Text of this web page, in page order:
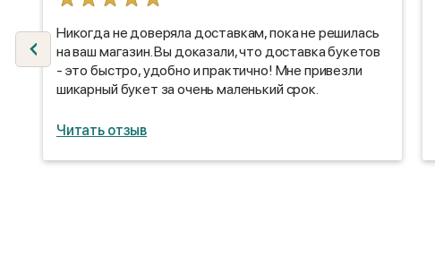
Никогда не доверяла доставкам, пока не решилась
на ваш магазин. Вы доказали, что доставка букетов
- это быстро, удобно и практично! Мне привезли
шикарный букет за очень маленький срок.
Читать отзыв